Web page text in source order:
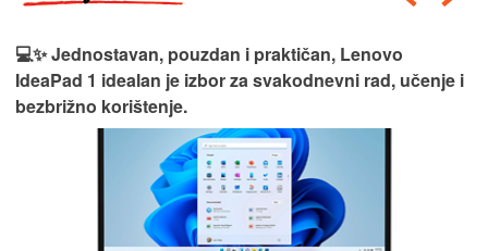
💻✨ Jednostavan, pouzdan i praktičan, Lenovo
IdeaPad 1 idealan je izbor za svakodnevni rad, učenje i
bezbrižno korištenje.